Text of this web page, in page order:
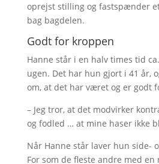
oprejst stilling og fastspænder
bag bagdelen.
Godt for kroppen
Hanne står i en halv times tid
ugen. Det har hun gjort i 41 år,
om, at det har været og er godt
– Jeg tror, at det modvirker
og fodled … at mine haser ikke
Når Hanne står laver hun side-
For som de fleste andre med en